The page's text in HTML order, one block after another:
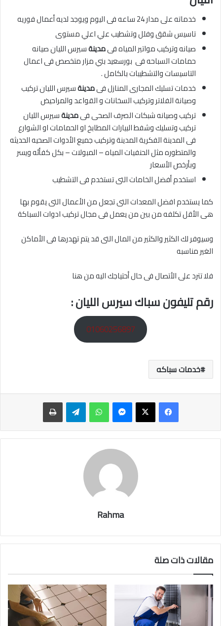
خدماته على مدار 24 ساعه فى اليوم ويوجد لديه أعمال فوريه
تاسيس شقق وفلل وتشطيب علي اعلي مستوى
صيانه وتركيب مواتير المياه فىمدينةسيرس الليان صيانه
حمامات السباحه فى بورسعيد بني مزار متخصص فى اعمال
التاسيسات والتشطيبات بالكامل .
خدمات تسليك المجارى المنازل فىمدينةسيرس الليان تركيب
وصيانة الفلاتر وتركيب السخانات و القواعد والمراحيض
تركيب وصيانه شبكات الصرف الصحى فىمدينةسيرس الليان
تركيب وتسليك وشفط البيارات المطابخ او الحمامات او الشوارع
فى المدينة الفكرية المدينة وتركيب جميع الأدوات الصحيه الحديثه
والمتطوره مثل الحنفيات المياه – المبولات – بكل كفأئه ويسر
وبأرخص الأسعار
استخدم أفضل الخامات التى تستخدم فى التشطيب
كما يستخدم افضل المعدات التى تجعل من الأعمال التى يقوم بها
هى الأقل تكلفه من بين من يعمل فى مجال تركيب ادوات السباكة
وسيوفر لك الكثير والكثير من المال التى قد يتم تهدرها فى الأماكن
الغير مناسبه
فلا تترد على الأتصال فى حال أحتياجك اليه من هنا
رقم تليفون سباك سيرس الليان :
01060256897
خدمات سباكه
ماسنجر واتساب تيلقرام طباعة
Rahma
مقالات ذات صلة